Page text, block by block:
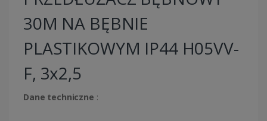
30M NA BĘBNIE
PLASTIKOWYM IP44 H05VV-
F, 3x2,5
Dane techniczne :